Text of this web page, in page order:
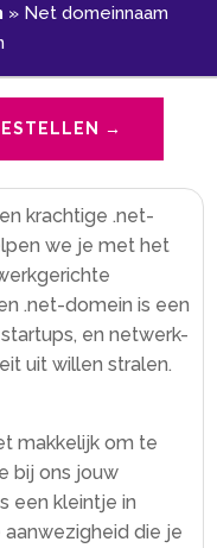
» Net domeinnaam
→
krachtige .​net-
we je met het
.​net-domein is een
en netwerk-
uit willen stralen.​
makkelijk om te
bij ons jouw
een kleintje in
die je